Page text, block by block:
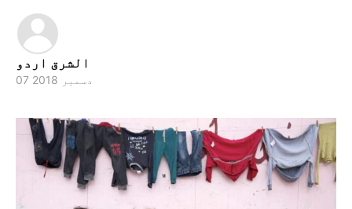
الشرق اردو
07 دسمبر 2018